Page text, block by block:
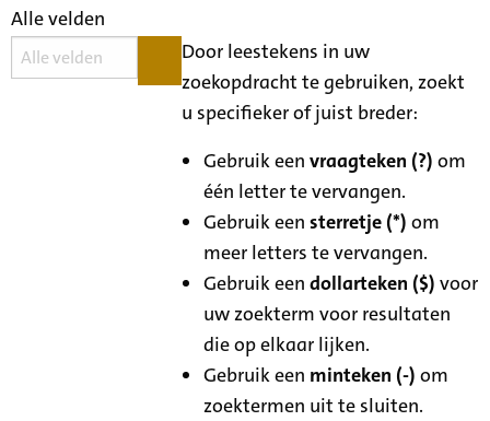
Alle velden
Door leestekens in uw
zoekopdracht te gebruiken, zoekt
u specifieker of juist breder:
Gebruik eenvraagteken (?) om
één letter te vervangen.
Gebruik eensterretje (*) om
meer letters te vervangen.
Gebruik eendollarteken ($) voor
uw zoekterm voor resultaten
die op elkaar lijken.
Gebruik een minteken (-) om
zoektermen uit te sluiten.